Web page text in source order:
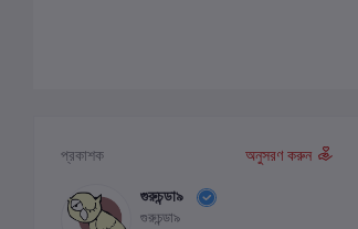
প্রকাশক
অনুসরণ করুন
গুরুচন্ডা৯
গুরুচন্ডা৯